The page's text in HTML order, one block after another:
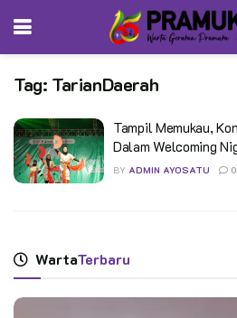
Tag: TarianDaerah
Tampil Memukau,
Dalam Welcoming
BY ADMIN AYOSATU 0
WartaTerbaru